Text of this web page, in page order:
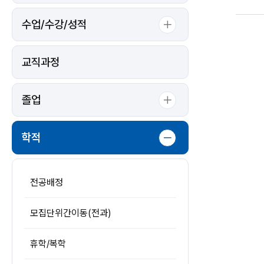
수업/수강/성적
교직과정
졸업
학적
전공배정
모집단위간이동(전과)
휴학/복학